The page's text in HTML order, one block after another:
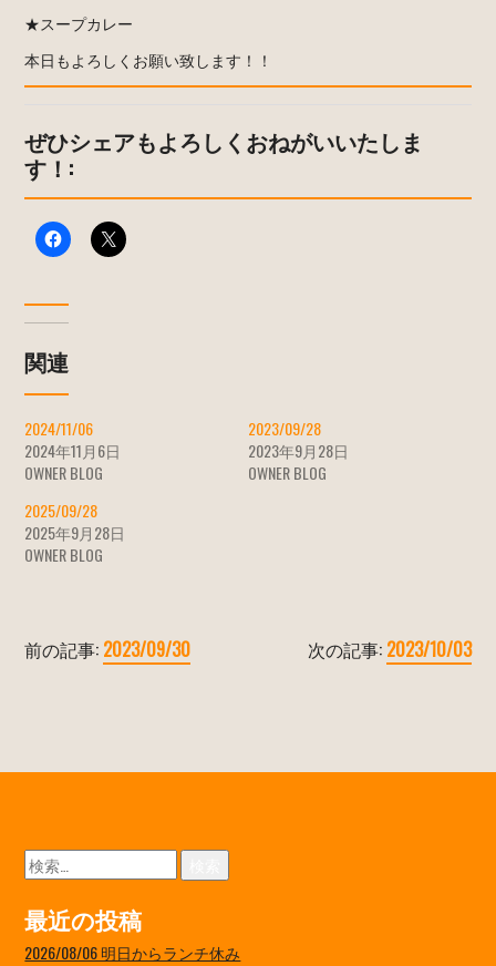
★スープカレー
本日もよろしくお願い致します！！
ぜひシェアもよろしくおねがいいたしま
す！:
関連
2024/11/06
2024年11月6日
OWNER BLOG
2023/09/28
2023年9月28日
OWNER BLOG
2025/09/28
2025年9月28日
OWNER BLOG
前の記事: 2023/09/30 次の記事: 2023/10/03
検
索:
最近の投稿
2026/08/06 明日からランチ休み